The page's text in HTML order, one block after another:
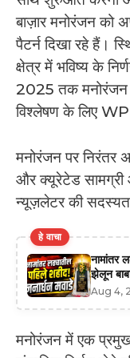
बाज़ार मनोरंजन को
पैटर्न दिखा रहे हैं।
क्षेत्र में भविष्य के
2025 तक मनोरंजन
विश्लेषण के लिए
मनोरंजन पर निरंतर
और क्यूरेटेड सामग्री
न्यूज़लेटर की
हे वाचा
नामांतर
झेलून
Aug 4,
मनोरंजन में एक